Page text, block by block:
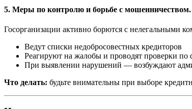
5. Меры по контролю и борьбе с мошенничеством.
Госорганизации активно борются с нелегальными
Ведут списки недобросовестных кредиторов
Реагируют на жалобы и проводят проверки по
При выявлении нарушений — возбуждают
Что делать: будьте внимательны при выборе